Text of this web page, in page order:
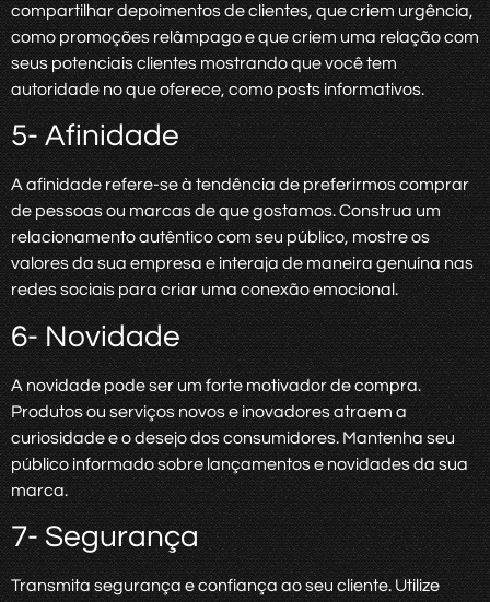
compartilhar depoimentos de clientes, que criem urgência,
como promoções relâmpago e que criem uma relação com
seus potenciais clientes mostrando que você tem
autoridade no que oferece, como posts informativos.
5- Afinidade
A afinidade refere-se à tendência de preferirmos comprar
de pessoas ou marcas de que gostamos. Construa um
relacionamento autêntico com seu público, mostre os
valores da sua empresa e interaja de maneira genuína nas
redes sociais para criar uma conexão emocional.
6- Novidade
A novidade pode ser um forte motivador de compra.
Produtos ou serviços novos e inovadores atraem a
curiosidade e o desejo dos consumidores. Mantenha seu
público informado sobre lançamentos e novidades da sua
marca.
7- Segurança
Transmita segurança e confiança ao seu cliente. Utilize